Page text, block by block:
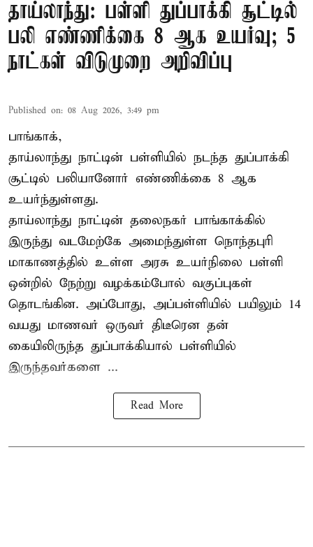
தாய்லாந்து: பள்ளி துப்பாக்கி சூட்டில்
பலி எண்ணிக்கை 8 ஆக உயர்வு; 5
நாட்கள் விடுமுறை அறிவிப்பு
Published on: 08 Aug 2026, 3:49 pm
பாங்காக்,
தாய்லாந்து நாட்டின் பள்ளியில் நடந்த துப்பாக்கி
சூட்டில் பலியானோர் எண்ணிக்கை 8 ஆக
உயர்ந்துள்ளது.
தாய்லாந்து நாட்டின் தலைநகர் பாங்காக்கில்
இருந்து வடமேற்கே அமைந்துள்ள நொந்தபுரி
மாகாணத்தில் உள்ள அரசு உயர்நிலை பள்ளி
ஒன்றில் நேற்று வழக்கம்போல் வகுப்புகள்
தொடங்கின. அப்போது, அப்பள்ளியில் பயிலும் 14
வயது மாணவர் ஒருவர் திடீரென தன்
கையிலிருந்த துப்பாக்கியால் பள்ளியில்
இருந்தவர்களை ...
Read More